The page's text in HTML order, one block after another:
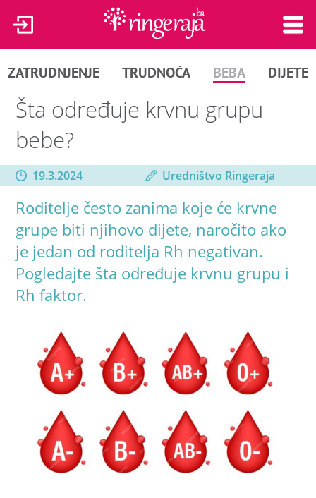
ZATRUDNJENJE TRUDNOĆA BEBA DIJETE
Šta određuje krvnu grupu
bebe?
19.3.2024 Uredništvo Ringeraja
Roditelje često zanima koje će krvne
grupe biti njihovo dijete, naročito ako
je jedan od roditelja Rh negativan.
Pogledajte šta određuje krvnu grupu i
Rh faktor.